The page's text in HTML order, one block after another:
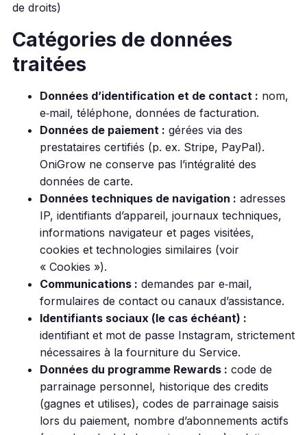
de droits)
Catégories de données
traitées
Données d’identification et de contact : nom,
e‑mail, téléphone, données de facturation.
Données de paiement : gérées via des
prestataires certifiés (p. ex. Stripe, PayPal).
OniGrow ne conserve pas l’intégralité des
données de carte.
Données techniques de navigation : adresses
IP, identifiants d’appareil, journaux techniques,
informations navigateur et pages visitées,
cookies et technologies similaires (voir
« Cookies »).
Communications : demandes par e‑mail,
formulaires de contact ou canaux d’assistance.
Identifiants sociaux (le cas échéant) :
identifiant et mot de passe Instagram, strictement
nécessaires à la fourniture du Service.
Données du programme Rewards : code de
parrainage personnel, historique des credits
(gagnes et utilises), codes de parrainage saisis
lors du paiement, nombre d’abonnements actifs